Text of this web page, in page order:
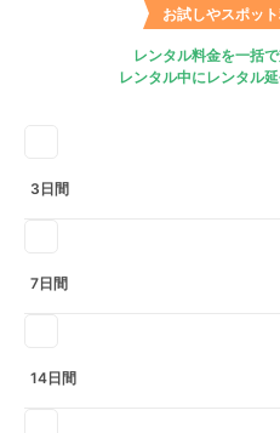
お試しやスポッ
レンタル料金を一括
レンタル中にレンタル
3日間
7日間
14日間